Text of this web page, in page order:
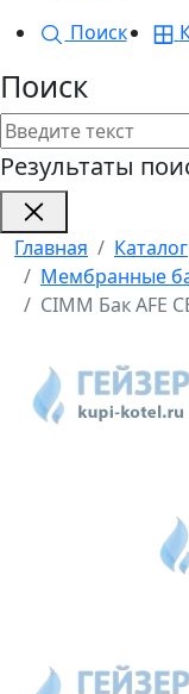
Поиск
Поиск
Результаты
Главная Каталог
Мембранные
CIMM Бак AFE